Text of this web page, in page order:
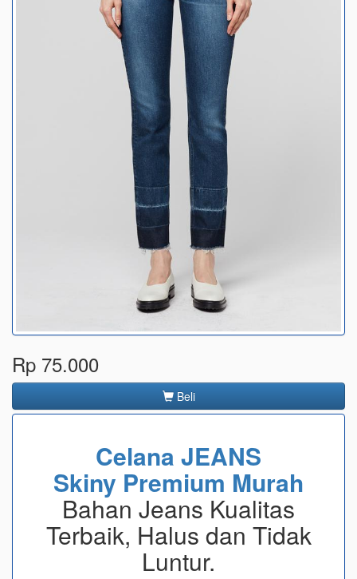
Rp 75.000
Beli
Celana JEANS
Skiny Premium Murah
Bahan Jeans Kualitas
Terbaik, Halus dan Tidak
Luntur.